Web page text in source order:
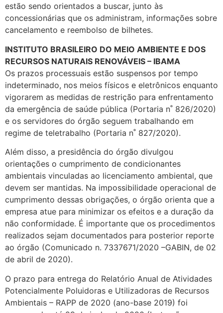
estão sendo orientados a buscar, junto às
concessionárias que os administram, informações sobre
cancelamento e reembolso de bilhetes.
INSTITUTO BRASILEIRO DO MEIO AMBIENTE E DOS
RECURSOS NATURAIS RENOVÁVEIS – IBAMA
Os prazos processuais estão suspensos por tempo
indeterminado, nos meios físicos e eletrônicos enquanto
vigorarem as medidas de restrição para enfrentamento
da emergência de saúde pública (Portaria n˚ 826/2020)
e os servidores do órgão seguem trabalhando em
regime de teletrabalho (Portaria n˚ 827/2020).
Além disso, a presidência do órgão divulgou
orientações o cumprimento de condicionantes
ambientais vinculadas ao licenciamento ambiental, que
devem ser mantidas. Na impossibilidade operacional de
cumprimento dessas obrigações, o órgão orienta que a
empresa atue para minimizar os efeitos e a duração da
não conformidade. É importante que os procedimentos
realizados sejam documentados para posterior reporte
ao órgão (Comunicado n. 7337671/2020 –GABIN, de 02
de abril de 2020).
O prazo para entrega do Relatório Anual de Atividades
Potencialmente Poluidoras e Utilizadoras de Recursos
Ambientais – RAPP de 2020 (ano-base 2019) foi